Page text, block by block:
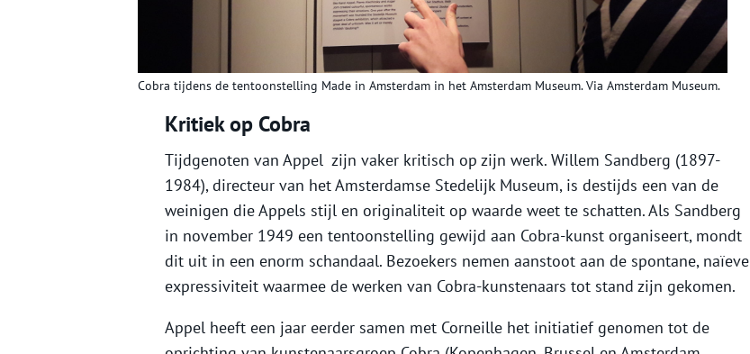
Cobra tijdens de tentoonstelling Made in Amsterdam in het Amsterdam Museum. Via Amsterdam Museum.
Kritiek op Cobra
Tijdgenoten van Appel zijn vaker kritisch op zijn werk. Willem Sandberg (1897-
1984), directeur van het Amsterdamse Stedelijk Museum, is destijds een van de
weinigen die Appels stijl en originaliteit op waarde weet te schatten. Als Sandberg
in november 1949 een tentoonstelling gewijd aan Cobra-kunst organiseert, mondt
dit uit in een enorm schandaal. Bezoekers nemen aanstoot aan de spontane, naïeve
expressiviteit waarmee de werken van Cobra-kunstenaars tot stand zijn gekomen.
Appel heeft een jaar eerder samen met Corneille het initiatief genomen tot de